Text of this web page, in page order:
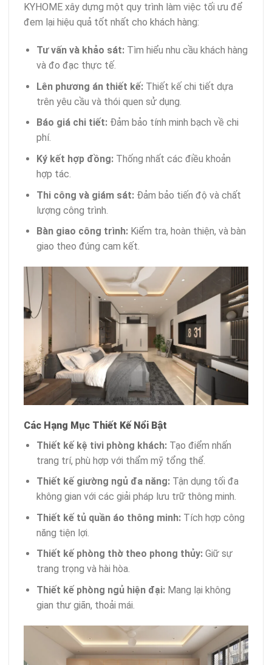
KYHOME xây dựng một quy trình làm việc tối ưu để
đem lại hiệu quả tốt nhất cho khách hàng:
Tư vấn và khảo sát:Tìm hiểu nhu cầu khách hàng
và đo đạc thực tế.
Lên phương án thiết kế:Thiết kế chi tiết dựa
trên yêu cầu và thói quen sử dụng.
Báo giá chi tiết:Đảm bảo tính minh bạch về chi
phí.
Ký kết hợp đồng:Thống nhất các điều khoản
hợp tác.
Thi công và giám sát:Đảm bảo tiến độ và chất
lượng công trình.
Bàn giao công trình:Kiểm tra, hoàn thiện, và bàn
giao theo đúng cam kết.
Các Hạng Mục Thiết Kế Nổi Bật
Thiết kế kệ tivi phòng khách:Tạo điểm nhấn
trang trí, phù hợp với thẩm mỹ tổng thể.
Thiết kế giường ngủ đa năng:Tận dụng tối đa
không gian với các giải pháp lưu trữ thông minh.
Thiết kế tủ quần áo thông minh:Tích hợp công
năng tiện lợi.
Thiết kế phòng thờ theo phong thủy:Giữ sự
trang trọng và hài hòa.
Thiết kế phòng ngủ hiện đại:Mang lại không
gian thư giãn, thoải mái.